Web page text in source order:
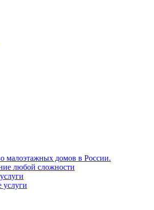
малоэтажных домов в России.
любой сложности